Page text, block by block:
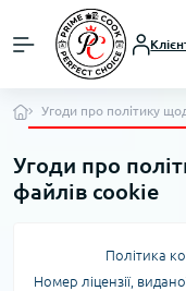
Угоди про політику
Угоди про
файлів cookie
Політика
Номер ліцензії,